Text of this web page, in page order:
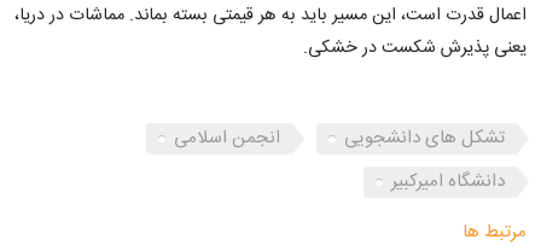
اعمال قدرت است، این مسیر باید به هر قیمتی بسته بماند. مماشات در دریا،
یعنی پذیرش شکست در خشکی.
تشکل های دانشجویی
انجمن اسلامی
دانشگاه امیرکبیر
مرتبط ها